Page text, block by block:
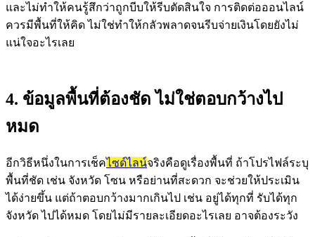
และไม่ทำให้คนรู้สึกว่าถูกบีบให้รีบตัดสินใจ การติดต่อออนไลน์
ควรมีพื้นที่ให้คิด ไม่ใช่ทำให้กลัวพลาดจนรีบจ่ายเงินโดยยังไม่
แน่ใจอะไรเลย
4. ข้อมูลพื้นที่ต้องชัด ไม่ใช่ตอบกว้างไป
หมด
อีกวิธีหนึ่งในการเช็คไซด์ไลน์จริงคือดูเรื่องพื้นที่ ถ้าโปรไฟล์ระบุ
พื้นที่ชัด เช่น จังหวัด โซน หรือย่านที่สะดวก จะช่วยให้ประเมิน
ได้ง่ายขึ้น แต่ถ้าตอบกว้างมากเกินไป เช่น อยู่ได้ทุกที่ รับได้ทุก
จังหวัด ไปได้หมด โดยไม่มีรายละเอียดอะไรเลย อาจต้องระวัง